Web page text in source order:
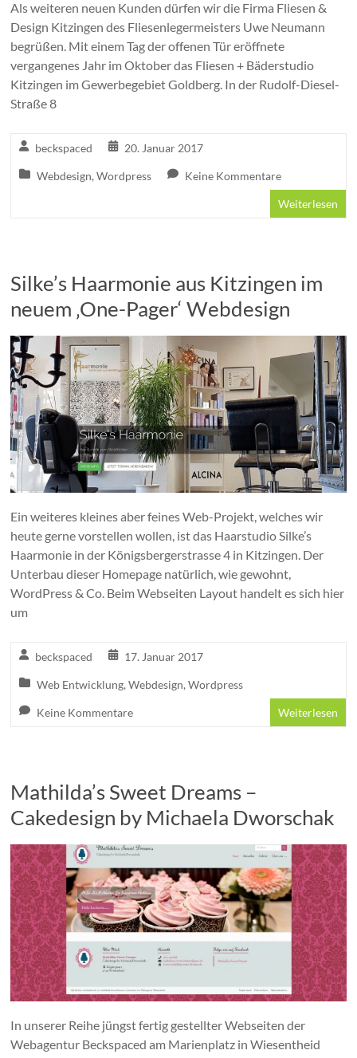
Als weiteren neuen Kunden dürfen wir die Firma Fliesen &
Design Kitzingen des Fliesenlegermeisters Uwe Neumann
begrüßen. Mit einem Tag der offenen Tür eröffnete
vergangenes Jahr im Oktober das Fliesen + Bäderstudio
Kitzingen im Gewerbegebiet Goldberg. In der Rudolf-Diesel-
Straße 8
beckspaced 20. Januar 2017
Webdesign,Wordpress Keine Kommentare
Weiterlesen
Silke’s Haarmonie aus Kitzingen im
neuem ‚One-Pager‘ Webdesign
Ein weiteres kleines aber feines Web-Projekt, welches wir
heute gerne vorstellen wollen, ist das Haarstudio Silke’s
Haarmonie in der Königsbergerstrasse 4 in Kitzingen. Der
Unterbau dieser Homepage natürlich, wie gewohnt,
WordPress & Co. Beim Webseiten Layout handelt es sich hier
um
beckspaced 17. Januar 2017
Web Entwicklung,Webdesign,Wordpress
Keine Kommentare Weiterlesen
Mathilda’s Sweet Dreams –
Cakedesign by Michaela Dworschak
In unserer Reihe jüngst fertig gestellter Webseiten der
Webagentur Beckspaced am Marienplatz in Wiesentheid